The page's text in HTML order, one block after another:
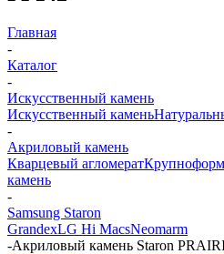
Главная
-
Каталог
-
Искусственный камень
Искусственный камень
-
Акриловый камень
Кварцевый агломерат
камень
-
Samsung Staron
GrandexLG Hi MacsNeomarm
-Акриловый камень Staron